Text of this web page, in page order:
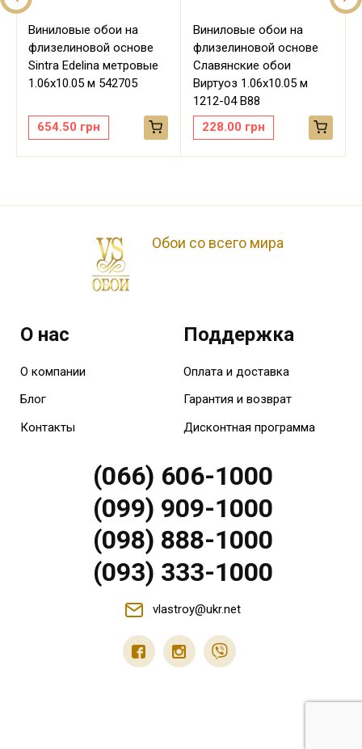
Виниловые обои на
флизелиновой основе
Sintra Edelina метровые
1.06х10.05 м 542705
654.50 грн
Виниловые обои на
флизелиновой основе
Славянские обои
Виртуоз 1.06х10.05 м
1212-04 В88
228.00 грн
Обои со всего мира
О нас
О компании
Блог
Контакты
Поддержка
Оплата и доставка
Гарантия и возврат
Дисконтная программа
(066) 606-1000
(099) 909-1000
(098) 888-1000
(093) 333-1000
vlastroy@ukr.net